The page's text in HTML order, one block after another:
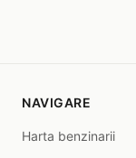
NAVIGARE
Harta benzinarii